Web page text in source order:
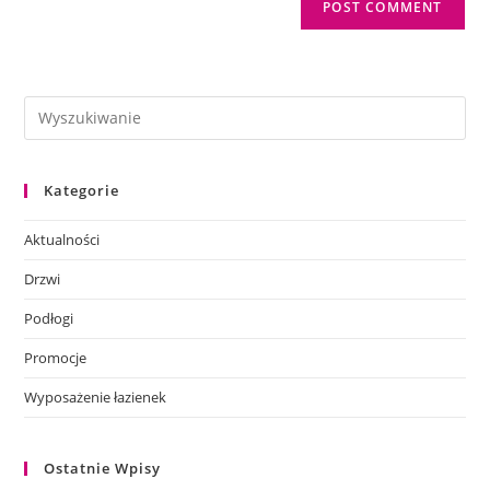
Kategorie
Aktualności
Drzwi
Podłogi
Promocje
Wyposażenie łazienek
Ostatnie Wpisy